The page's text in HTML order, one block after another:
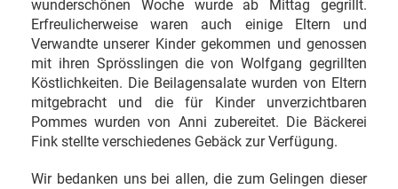
wunderschönen Woche wurde ab Mittag gegrillt.
Erfreulicherweise waren auch einige Eltern und
Verwandte unserer Kinder gekommen und genossen
mit ihren Sprösslingen die von Wolfgang gegrillten
Köstlichkeiten. Die Beilagensalate wurden von Eltern
mitgebracht und die für Kinder unverzichtbaren
Pommes wurden von Anni zubereitet. Die Bäckerei
Fink stellte verschiedenes Gebäck zur Verfügung.
Wir bedanken uns bei allen, die zum Gelingen dieser